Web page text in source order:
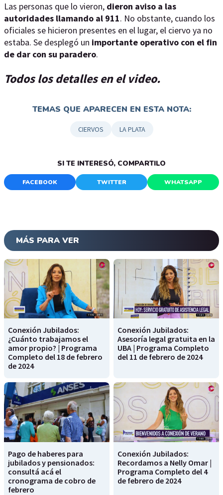
Las personas que lo vieron, dieron aviso a las
autoridades llamando al 911. No obstante, cuando los
oficiales se hicieron presentes en el lugar, el ciervo ya no
estaba. Se desplegó un importante operativo con el fin
de dar con su paradero.
Todos los detalles en el video.
TEMAS QUE APARECEN EN ESTA NOTA:
CIERVOS LA PLATA
SI TE INTERESÓ, COMPARTILO
FACEBOOK TWITTER WHATSAPP
MÁS PARA VER
Conexión Jubilados:
¿Cuánto trabajamos el
amor propio? | Programa
Completo del 18 de febrero
de 2024
Conexión Jubilados:
Asesoría legal gratuita en la
UBA | Programa Completo
del 11 de febrero de 2024
Pago de haberes para
jubilados y pensionados:
consultá acá el
cronograma de cobro de
febrero
Conexión Jubilados:
Recordamos a Nelly Omar |
Programa Completo del 4
de febrero de 2024